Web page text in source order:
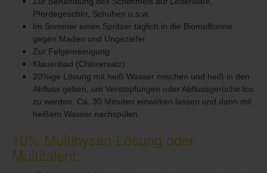
Pferdegeschirr, Schuhen u.s.w.
Im Sommer einen Spritzer täglich in die Biomülltonne
gegen Maden und Ungeziefer.
Zur Felgenreinigung
Klauenbad (Chlorersatz)
20%ige Lösung mit heiß Wasser mischen und heiß in den
Abfluss geben, um Verstopfungen oder Abflussgerüche los
zu werden. Ca. 30 Minuten einwirken lassen und dann mit
heißem Wasser nachspülen.
10% Multihysan-Lösung oder
Multitalent: